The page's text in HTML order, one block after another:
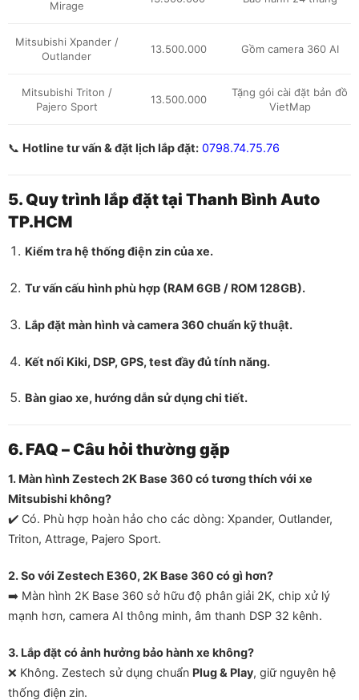
Mirage
Mitsubishi Xpander /
Outlander
13.500.000 Gồm camera 360 AI
Mitsubishi Triton /
Pajero Sport
13.500.000
Tặng gói cài đặt bản đồ
VietMap
📞 Hotline tư vấn & đặt lịch lắp đặt: 0798.74.75.76
5. Quy trình lắp đặt tại Thanh Bình Auto
TP.HCM
Kiểm tra hệ thống điện zin của xe.
Tư vấn cấu hình phù hợp (RAM 6GB / ROM 128GB).
Lắp đặt màn hình và camera 360 chuẩn kỹ thuật.
Kết nối Kiki, DSP, GPS, test đầy đủ tính năng.
Bàn giao xe, hướng dẫn sử dụng chi tiết.
6. FAQ – Câu hỏi thường gặp
1. Màn hình Zestech 2K Base 360 có tương thích với xe
Mitsubishi không?
✔️ Có. Phù hợp hoàn hảo cho các dòng: Xpander, Outlander,
Triton, Attrage, Pajero Sport.
2. So với Zestech E360, 2K Base 360 có gì hơn?
➡️ Màn hình 2K Base 360 sở hữu độ phân giải 2K, chip xử lý
mạnh hơn, camera AI thông minh, âm thanh DSP 32 kênh.
3. Lắp đặt có ảnh hưởng bảo hành xe không?
❌ Không. Zestech sử dụng chuẩn Plug & Play, giữ nguyên hệ
thống điện zin.